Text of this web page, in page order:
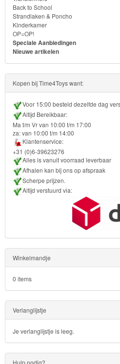
OP=OP!
Back to School
Strandlaken & Poncho
Kinderkamer
OP=OP!
Speciale Aanbiedingen
Nieuwe artikelen
Kopen bij Time4Toys want:
Voor 15:00 besteld dezelfde dag
Altijd Bereikbaar:
Ma t/m Vr van 10:00 t/m 17:00
za: van 10:00 t/m 14:00
Klantenservice:
+31 (0)6-39623276
Alles is vanuit voorraad leverbaar
Afhalen kan bij ons op afspraak
Scherpe prijzen.
Altijd verstuurd via:
Winkelmandje
0 items
Verlanglijstje
Je verlanglijstje is leeg.